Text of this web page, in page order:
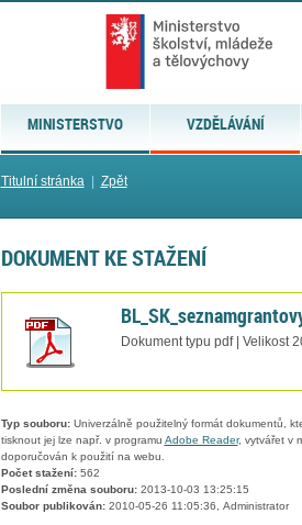
MINISTERSTVO VZDĚLÁVÁNÍ
Titulní stránka| Zpět
DOKUMENT KE STAŽENÍ
Dokument typu pdf | Velikost
Typ souboru:Univerzálně použitelný formát dokumentů,
tisknout jej lze např. v programu Adobe Reader, vytvářet v
doporučován k použití na webu.
Počet stažení:562
Poslední změna souboru:2013-10-03 13:25:15
Soubor publikován:2010-05-26 11:05:36, Administrator